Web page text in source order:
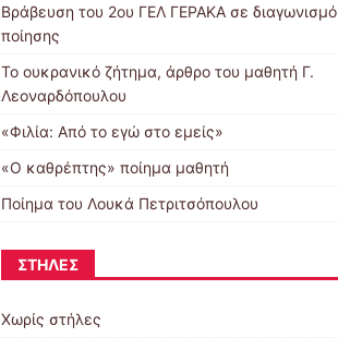
Βράβευση του 2ου ΓΕΛ ΓΕΡΑΚΑ σε διαγωνισμό
ποίησης
Το ουκρανικό ζήτημα, άρθρο του μαθητή Γ.
Λεοναρδόπουλου
«Φιλία: Από το εγώ στο εμείς»
«Ο καθρέπτης» ποίημα μαθητή
Ποίημα του Λουκά Πετριτσόπουλου
ΣΤΉΛΕΣ
Χωρίς στήλες